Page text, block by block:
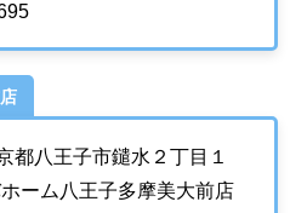
都八王子市鑓水２丁目１
ーム八王子多摩美大前店